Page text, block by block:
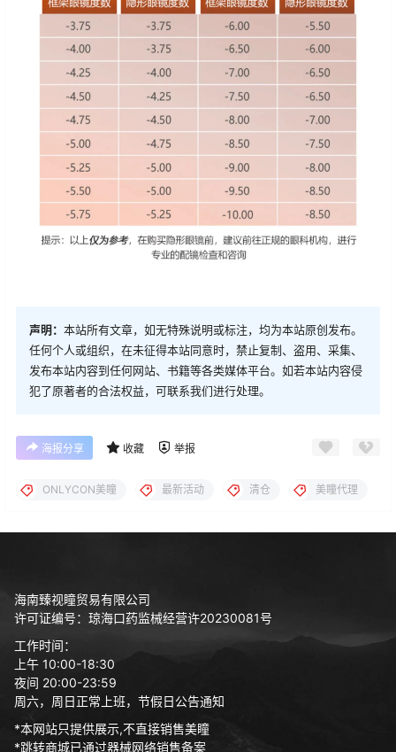
声明： 本站所有文章，如无特殊说明或标注，均为本站原创发布。
任何个人或组织，在未征得本站同意时，禁止复制、盗用、采集、
发布本站内容到任何网站、书籍等各类媒体平台。如若本站内容侵
犯了原著者的合法权益，可联系我们进行处理。
海报分享 收藏 举报
ONLYCON美瞳 最新活动 清仓 美瞳代理
海南臻视瞳贸易有限公司
许可证编号：琼海口药监械经营许20230081号
工作时间：
上午 10:00-18:30
夜间 20:00-23:59
周六，周日正常上班，节假日公告通知
*本网站只提供展示,不直接销售美瞳
*跳转商城已通过器械网络销售备案